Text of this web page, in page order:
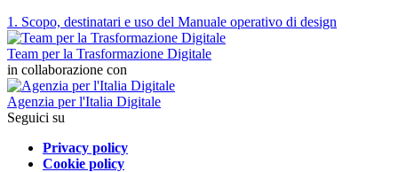
1. Scopo, destinatari e uso del Manuale operativo di design
Team per la Trasformazione Digitale
in collaborazione con
Agenzia per l'Italia Digitale
Seguici su
Privacy policy
Cookie policy